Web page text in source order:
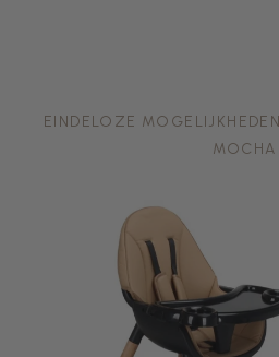
EINDELOZE
MOCHA